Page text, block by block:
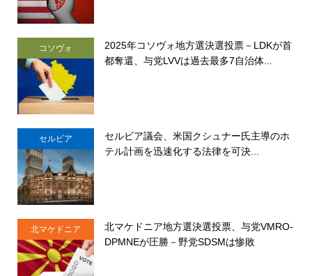
コソヴォ
2025年コソヴォ地方選決選投票－LDKが首
都奪還、与党LVVは過去最多7自治体...
セルビア
セルビア議会、米国クシュナー氏主導のホ
テル計画を迅速化する法律を可決...
北マケドニア
北マケドニア地方選決選投票、与党VMRO-
DPMNEが圧勝－野党SDSMは惨敗